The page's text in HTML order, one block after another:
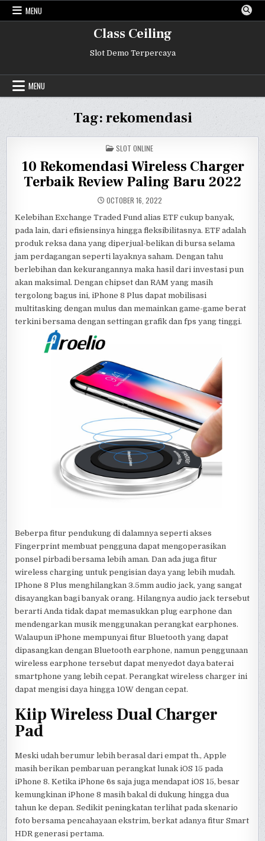
Skip
MENU
Class Ceiling
Slot Demo Terpercaya
MENU
Tag:rekomendasi
POSTED
IN
SLOT ONLINE
10 Rekomendasi Wireless Charger
Terbaik Review Paling Baru 2022
OCTOBER 16, 2022
Kelebihan Exchange Traded Fund alias ETF cukup banyak,
pada lain, dari efisiensinya hingga fleksibilitasnya. ETF adalah
produk reksa dana yang diperjual-belikan di bursa selama
jam perdagangan seperti layaknya saham. Dengan tahu
berlebihan dan kekurangannya maka hasil dari investasi pun
akan maksimal. Dengan chipset dan RAM yang masih
tergolong bagus ini, iPhone 8 Plus dapat mobilisasi
multitasking dengan mulus dan memainkan game-game berat
terkini bersama dengan settingan grafik dan fps yang tinggi.
Beberpa fitur pendukung di dalamnya seperti akses
Fingerprint membuat pengguna dapat mengoperasikan
ponsel pirbadi bersama lebih aman. Dan ada juga fitur
wireless charging untuk pengisian daya yang lebih mudah.
IPhone 8 Plus menghilangkan 3.5mm audio jack, yang sangat
disayangkan bagi banyak orang. Hilangnya audio jack tersebut
berarti Anda tidak dapat memasukkan plug earphone dan
mendengarkan musik menggunakan perangkat earphones.
Walaupun iPhone mempunyai fitur Bluetooth yang dapat
dipasangkan dengan Bluetooth earphone, namun penggunaan
wireless earphone tersebut dapat menyedot daya baterai
smartphone yang lebih cepat. Perangkat wireless charger ini
dapat mengisi daya hingga 10W dengan cepat.
Kiip Wireless Dual Charger
Pad
Meski udah berumur lebih berasal dari empat th., Apple
masih berikan pembaruan perangkat lunak iOS 15 pada
iPhone 8. Ketika iPhone 6s saja juga mendapat iOS 15, besar
kemungkinan iPhone 8 masih bakal di dukung hingga dua
tahun ke depan. Sedikit peningkatan terlihat pada skenario
foto bersama pencahayaan ekstrim, berkat adanya fitur Smart
HDR generasi pertama.